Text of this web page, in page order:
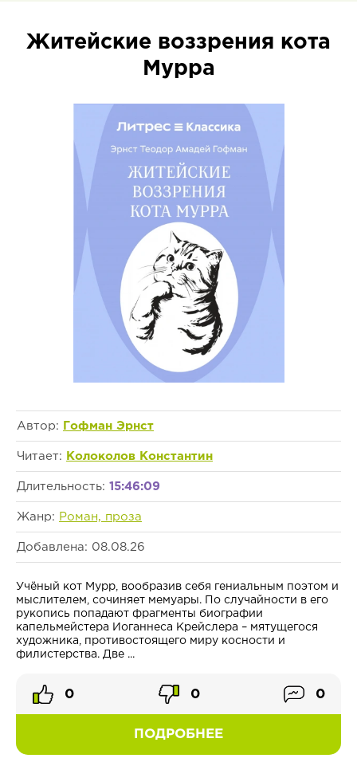
Житейские воззрения кота
Мурра
Автор: Гофман Эрнст
Читает: Колоколов Константин
Длительность: 15:46:09
Жанр: Роман, проза
Добавлена: 08.08.26
Учёный кот Мурр, вообразив себя гениальным поэтом и
мыслителем, сочиняет мемуары. По случайности в его
рукопись попадают фрагменты биографии
капельмейстера Иоганнеса Крейслера – мятущегося
художника, противостоящего миру косности и
филистерства. Две ...
ПОДРОБНЕЕ
0 0 0